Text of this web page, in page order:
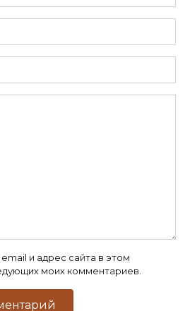
и адрес сайта в этом
моих комментариев.